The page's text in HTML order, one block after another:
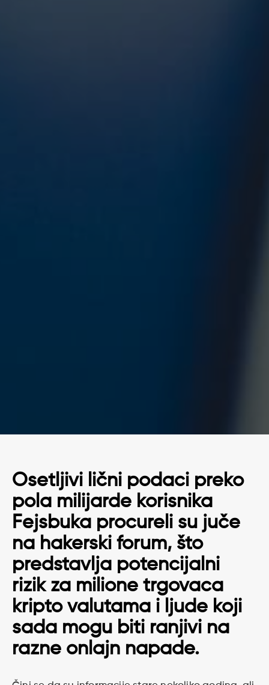
Osetljivi lični podaci preko
pola milijarde korisnika
Fejsbuka procureli su juče
na hakerski forum, što
predstavlja potencijalni
rizik za milione trgovaca
kripto valutama i ljude koji
sada mogu biti ranjivi na
razne onlajn napade.